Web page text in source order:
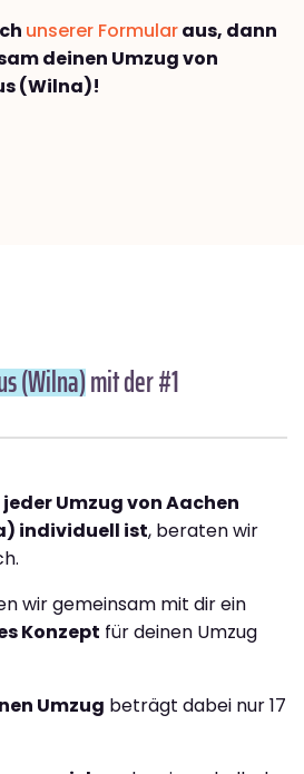
unserer Formularaus, dann
deinen Umzug von
(Wilna)!
(Wilna)mit der #1
jeder Umzug von Aachen
individuell ist, beraten wir
wir gemeinsam mit dir ein
Konzept für deinen Umzug
Umzug beträgt dabei nur 17